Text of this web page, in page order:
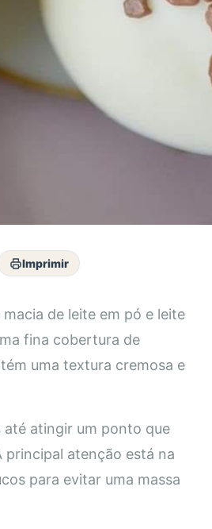
Imprimir
de leite em pó e leite
fina cobertura de
uma textura cremosa e
até atingir um ponto que
principal atenção está na
para evitar uma massa